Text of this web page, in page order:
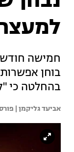
בהחלטה כי
אביעד גליקמן |